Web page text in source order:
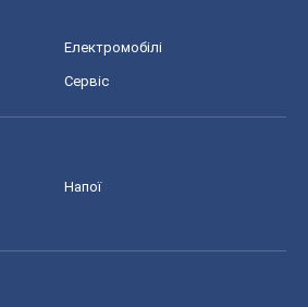
Електромобілі
Сервіс
Напої